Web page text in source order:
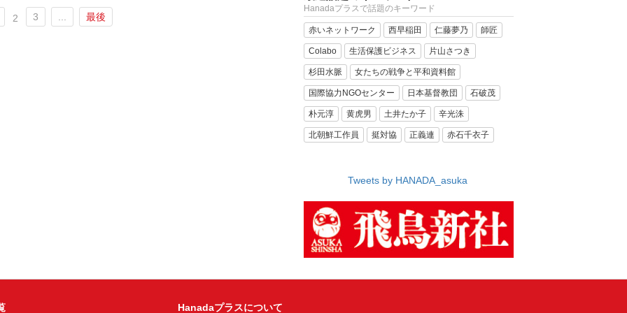
2 3 最後
Hanadaプラスで話題のキーワード
赤いネットワーク 西早稲田 仁藤夢乃 師匠
Colabo 生活保護ビジネス 片山さつき
杉田水脈 女たちの戦争と平和資料館
国際協力NGOセンター 日本基督教団 石破茂
朴元淳 黄虎男 土井たか子 辛光洙
北朝鮮工作員 挺対協 正義連 赤石千衣子
Tweets by HANADA_asuka
Hanadaプラスについて